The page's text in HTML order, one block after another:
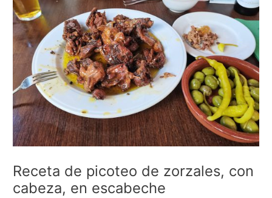
Receta de picoteo de zorzales, con
cabeza, en escabeche